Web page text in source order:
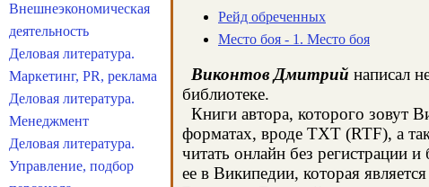
Рейд обреченных
Место боя - 1. Место боя
Виконтов Дмитрий написал
библиотеке.
Книги автора, которого зовут
форматах, вроде TXT (RTF), а
читать онлайн без регистрации
ее в Википедии, которая
Внешнеэкономическая
деятельность
Деловая литература.
Маркетинг, PR, реклама
Деловая литература.
Менеджмент
Деловая литература.
Управление, подбор